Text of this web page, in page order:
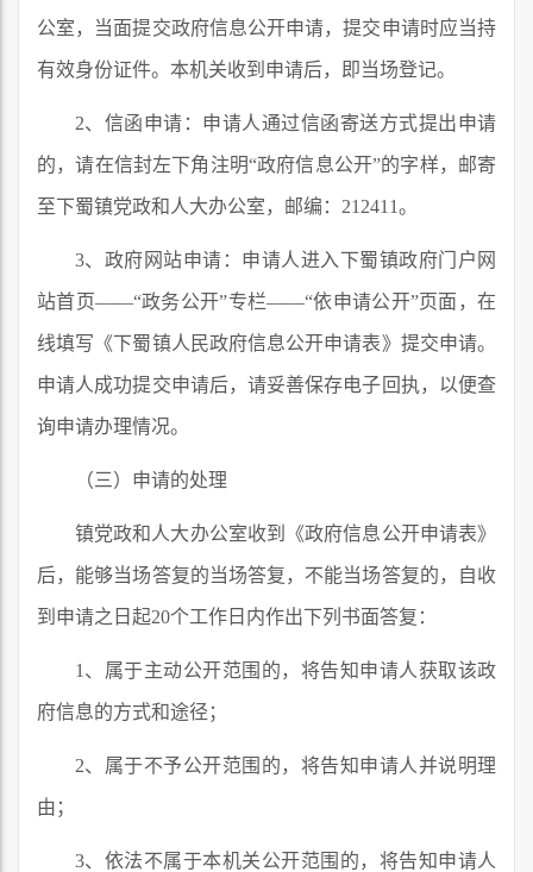
公室，当面提交政府信息公开申请，提交申请时应当持
有效身份证件。本机关收到申请后，即当场登记。
2、信函申请：申请人通过信函寄送方式提出申请
的，请在信封左下角注明“政府信息公开”的字样，邮寄
至下蜀镇党政和人大办公室，邮编：212411。
3、政府网站申请：申请人进入下蜀镇政府门户网
站首页——“政务公开”专栏——“依申请公开”页面，在
线填写《下蜀镇人民政府信息公开申请表》提交申请。
申请人成功提交申请后，请妥善保存电子回执，以便查
询申请办理情况。
（三）申请的处理
镇党政和人大办公室收到《政府信息公开申请表》
后，能够当场答复的当场答复，不能当场答复的，自收
到申请之日起20个工作日内作出下列书面答复：
1、属于主动公开范围的，将告知申请人获取该政
府信息的方式和途径；
2、属于不予公开范围的，将告知申请人并说明理
由；
3、依法不属于本机关公开范围的，将告知申请人